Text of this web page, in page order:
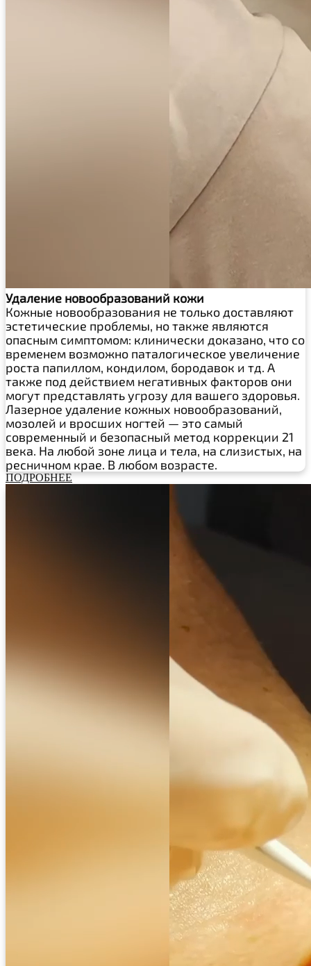
Удаление новообразований кожи
Кожные новообразования не только доставляют
эстетические проблемы, но также являются
опасным симптомом: клинически доказано, что со
временем возможно паталогическое увеличение
роста папиллом, кондилом, бородавок и тд. А
также под действием негативных факторов они
могут представлять угрозу для вашего здоровья.
Лазерное удаление кожных новообразований,
мозолей и вросших ногтей — это самый
современный и безопасный метод коррекции 21
века. На любой зоне лица и тела, на слизистых, на
ресничном крае. В любом возрасте.
ПОДРОБНЕЕ